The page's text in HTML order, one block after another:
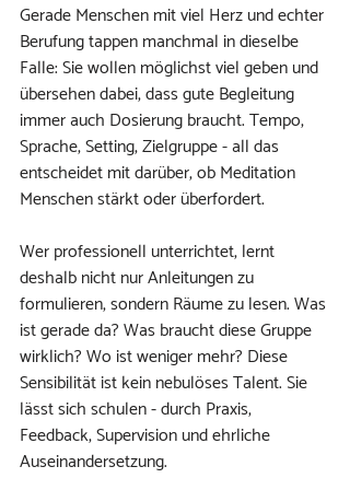
Gerade Menschen mit viel Herz und echter
Berufung tappen manchmal in dieselbe
Falle: Sie wollen möglichst viel geben und
übersehen dabei, dass gute Begleitung
immer auch Dosierung braucht. Tempo,
Sprache, Setting, Zielgruppe - all das
entscheidet mit darüber, ob Meditation
Menschen stärkt oder überfordert.
Wer professionell unterrichtet, lernt
deshalb nicht nur Anleitungen zu
formulieren, sondern Räume zu lesen. Was
ist gerade da? Was braucht diese Gruppe
wirklich? Wo ist weniger mehr? Diese
Sensibilität ist kein nebulöses Talent. Sie
lässt sich schulen - durch Praxis,
Feedback, Supervision und ehrliche
Auseinandersetzung.